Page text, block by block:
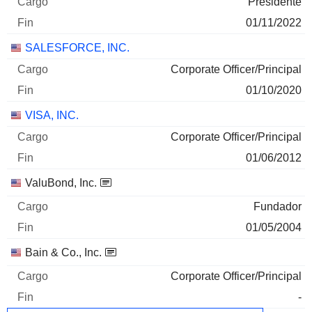
01/11/2022
SALESFORCE, INC.
Corporate Officer/Principal
01/10/2020
VISA, INC.
Corporate Officer/Principal
01/06/2012
ValuBond, Inc.
Fundador
01/05/2004
Bain & Co., Inc.
Corporate Officer/Principal
-